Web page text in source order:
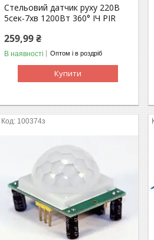
Стельовий датчик руху 220В
5сек-7хв 1200Вт 360° ІЧ PIR
259,99 ₴
В наявності Оптом і в роздріб
Купити
100374з